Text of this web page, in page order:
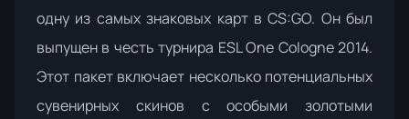
одну из самых знаковых карт в CS:GO. Он был
выпущен в честь турнира ESL One Cologne 2014.
Этот пакет включает несколько потенциальных
сувенирных скинов с особыми золотыми